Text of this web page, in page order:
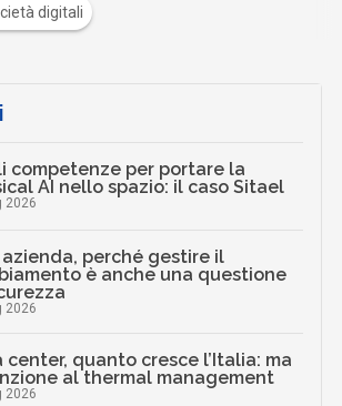
digitali
competenze per portare la
AI nello spazio: il caso Sitael
2026
azienda, perché gestire il
è anche una questione
2026
center, quanto cresce l’Italia: ma
al thermal management
2026